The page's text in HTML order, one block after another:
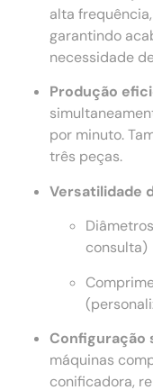
alta
garantindo
necessidade
Produção
por minuto.
três peças.
Versatilidade
consulta)
Configuração
máquinas
conificadora,